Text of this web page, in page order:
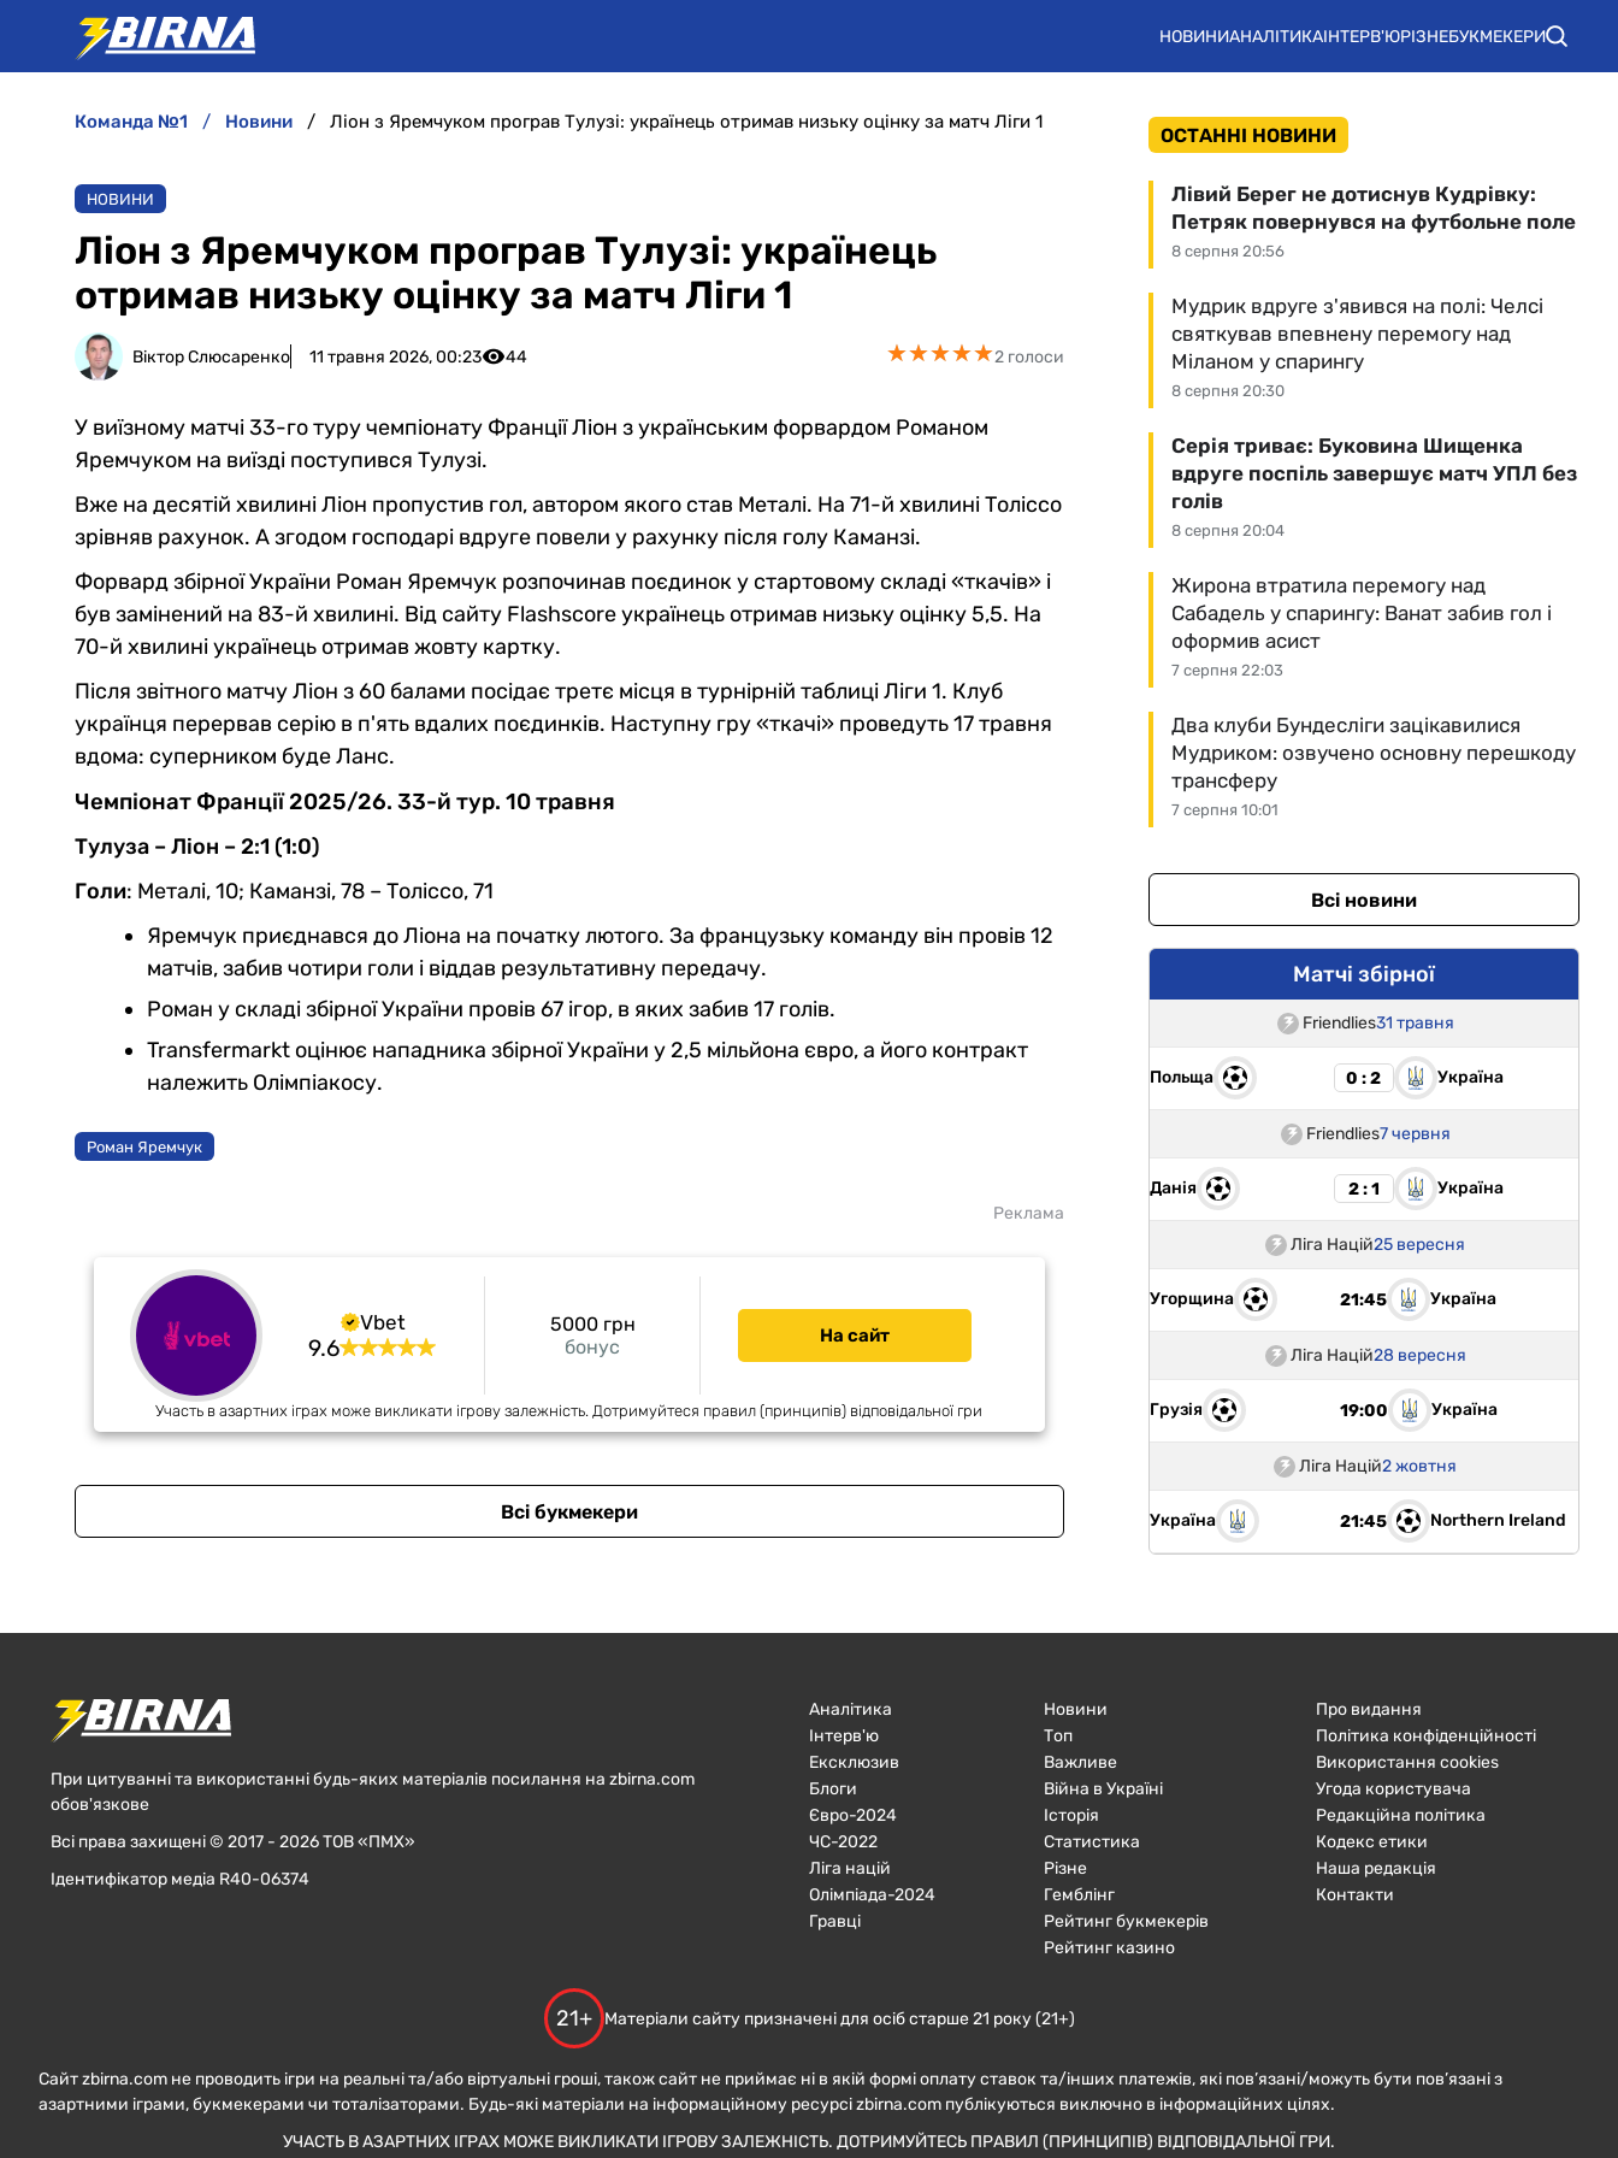
НОВИНИАНАЛІТИКАІНТЕРВ'ЮРІЗНЕБУКМЕКЕРИ
команда №1 новини Ліон з Яремчуком програв Тулузі: українець отримав низьку оцінку за матч Ліги 1
НОВИНИ
Ліон з Яремчуком програв Тулузі: українець
отримав низьку оцінку за матч Ліги 1
Віктор Слюсаренко 11 травня 2026, 00:23 44 ★★★★★
★★★★★2 голоси
У виїзному матчі 33-го туру чемпіонату Франції Ліон з українським форвардом Романом
Яремчуком на виїзді поступився Тулузі.
Вже на десятій хвилині Ліон пропустив гол, автором якого став Металі. На 71-й хвилині Толіссо
зрівняв рахунок. А згодом господарі вдруге повели у рахунку після голу Каманзі.
Форвард збірної України Роман Яремчук розпочинав поєдинок у стартовому складі «ткачів» і
був замінений на 83-й хвилині. Від сайту Flashscore українець отримав низьку оцінку 5,5. На
70-й хвилині українець отримав жовту картку.
Після звітного матчу Ліон з 60 балами посідає третє місця в турнірній таблиці Ліги 1. Клуб
українця перервав серію в п'ять вдалих поєдинків. Наступну гру «ткачі» проведуть 17 травня
вдома: суперником буде Ланс.
Чемпіонат Франції 2025/26. 33-й тур. 10 травня
Тулуза – Ліон – 2:1 (1:0)
Голи: Металі, 10; Каманзі, 78 – Толіссо, 71
Яремчук приєднався до Ліона на початку лютого. За французьку команду він провів 12
матчів, забив чотири голи і віддав результативну передачу.
Роман у складі збірної України провів 67 ігор, в яких забив 17 голів.
Transfermarkt оцінює нападника збірної України у 2,5 мільйона євро, а його контракт
належить Олімпіакосу.
Роман Яремчук
Реклама
Vbet
9.6 бонус
5000 грн На сайт
Участь в азартних іграх може викликати ігрову залежність. Дотримуйтеся правил (принципів) відповідальної гри
Всі букмекери
ОСТАННІ НОВИНИ
8 серпня 20:56
Лівий Берег не дотиснув Кудрівку:
Петряк повернувся на футбольне поле
8 серпня 20:30
Мудрик вдруге з'явився на полі: Челсі
святкував впевнену перемогу над
Міланом у спарингу
8 серпня 20:04
Серія триває: Буковина Шищенка
вдруге поспіль завершує матч УПЛ без
голів
7 серпня 22:03
Жирона втратила перемогу над
Сабадель у спарингу: Ванат забив гол і
оформив асист
7 серпня 10:01
Два клуби Бундесліги зацікавилися
Мудриком: озвучено основну перешкоду
трансферу
Всі новини
Матчі збірної
Friendlies31 травня
Польща 0 : 2 Україна
Friendlies7 червня
Данія 2 : 1 Україна
Ліга Націй25 вересня
Угорщина 21:45 Україна
Ліга Націй28 вересня
Грузія 19:00 Україна
Ліга Націй2 жовтня
Україна 21:45 Northern Ireland
При цитуванні та використанні будь-яких матеріалів посилання на zbirna.com
обов'язкове
Всі права захищені © 2017 - 2026 ТОВ «ПМХ»
Ідентифікатор медіа R40-06374
Аналітика
Інтерв'ю
Ексклюзив
Блоги
Євро-2024
ЧC-2022
Ліга націй
Олімпіада-2024
Гравці
Новини
Топ
Важливе
Війна в Україні
Історія
Статистика
Різне
Гемблінг
Рейтинг букмекерів
Рейтинг казино
Про видання
Політика конфіденційності
Використання cookies
Угода користувача
Редакційна політика
Кодекс етики
Наша редакція
Контакти
21+ Матеріали сайту призначені для осіб старше 21 року (21+)
Сайт zbirna.com не проводить ігри на реальні та/або віртуальні гроші, також сайт не приймає ні в якій формі оплату ставок та/інших платежів, які пов’язані/можуть бути пов’язані з
азартними іграми, букмекерами чи тоталізаторами. Будь-які матеріали на інформаційному ресурсі zbirna.com публікуються виключно в інформаційних цілях.
УЧАСТЬ В АЗАРТНИХ ІГРАХ МОЖЕ ВИКЛИКАТИ ІГРОВУ ЗАЛЕЖНІСТЬ. ДОТРИМУЙТЕСЬ ПРАВИЛ (ПРИНЦИПІВ) ВІДПОВІДАЛЬНОЇ ГРИ.